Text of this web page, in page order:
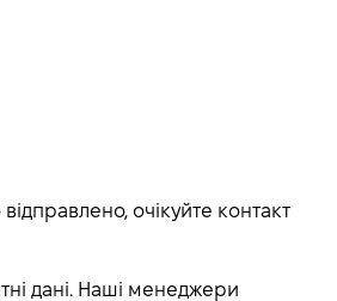
очікуйте контакт
дані. Наші менеджери